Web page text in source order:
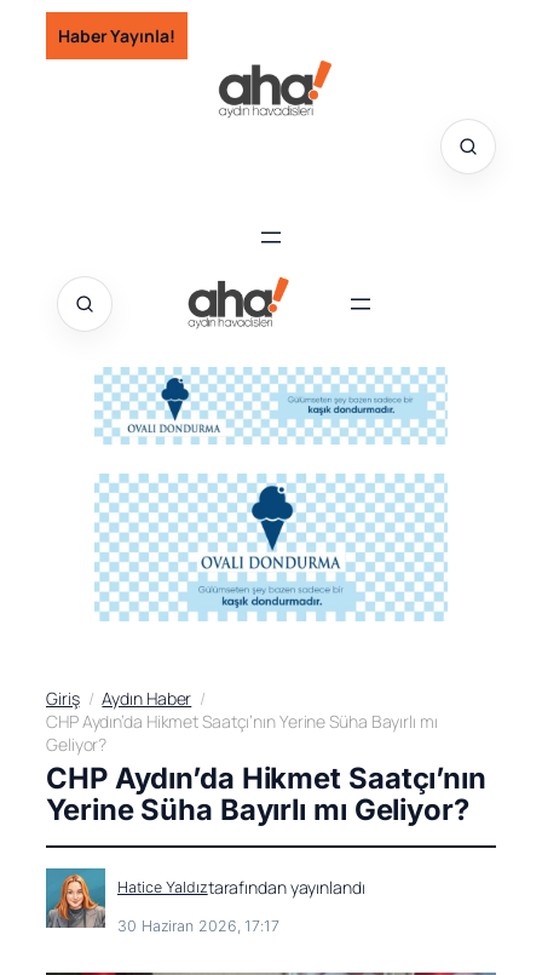
İçeriğe
geç
Haber Yayınla!
Giriş
Aydın Haber
CHP Aydın’da Hikmet Saatçı’nın Yerine Süha Bayırlı mı
Geliyor?
CHP Aydın’da Hikmet Saatçı’nın
Yerine Süha Bayırlı mı Geliyor?
Hatice Yaldıztarafından yayınlandı
30 Haziran 2026, 17:17